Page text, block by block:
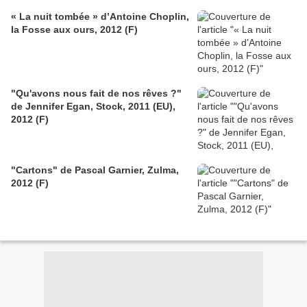
« La nuit tombée » d’Antoine Choplin,
la Fosse aux ours, 2012 (F)
"Qu'avons nous fait de nos rêves ?"
de Jennifer Egan, Stock, 2011 (EU),
2012 (F)
"Cartons" de Pascal Garnier, Zulma,
2012 (F)